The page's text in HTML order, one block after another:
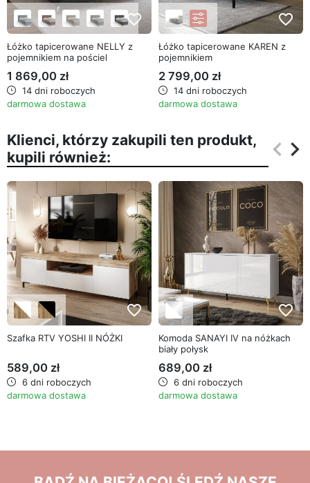
favorite_border
Łóżko tapicerowane NELLY z
pojemnikiem na pościel
1 869,00 zł
14 dni roboczych
darmowa dostawa
favorite_border
Łóżko tapicerowane KAREN z
pojemnikiem
2 799,00 zł
14 dni roboczych
darmowa dostawa
Klienci, którzy zakupili ten produkt,
kupili również:
keyboard_arrow_left
keyboard_arrow_right
favorite_border
Szafka RTV YOSHI II NÓŻKI
589,00 zł
6 dni roboczych
darmowa dostawa
favorite_border
Komoda SANAYI IV na nóżkach
biały połysk
689,00 zł
6 dni roboczych
darmowa dostawa